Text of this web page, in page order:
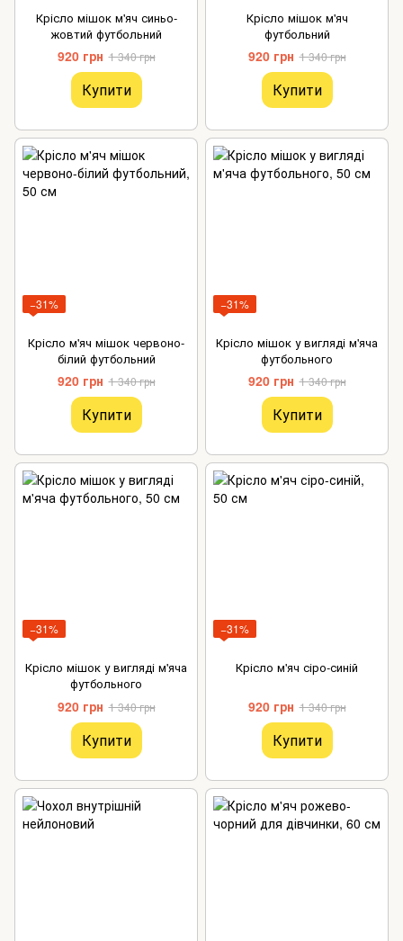
Крісло мішок м'яч синьо-
жовтий футбольний
920 грн 1 340 грн
Купити
Крісло мішок м'яч
футбольний
920 грн 1 340 грн
Купити
−31%
Крісло м'яч мішок червоно-
білий футбольний
920 грн 1 340 грн
Купити
−31%
Крісло мішок у вигляді м'яча
футбольного
920 грн 1 340 грн
Купити
−31%
Крісло мішок у вигляді м'яча
футбольного
920 грн 1 340 грн
Купити
−31%
Крісло м'яч сіро-синій
920 грн 1 340 грн
Купити